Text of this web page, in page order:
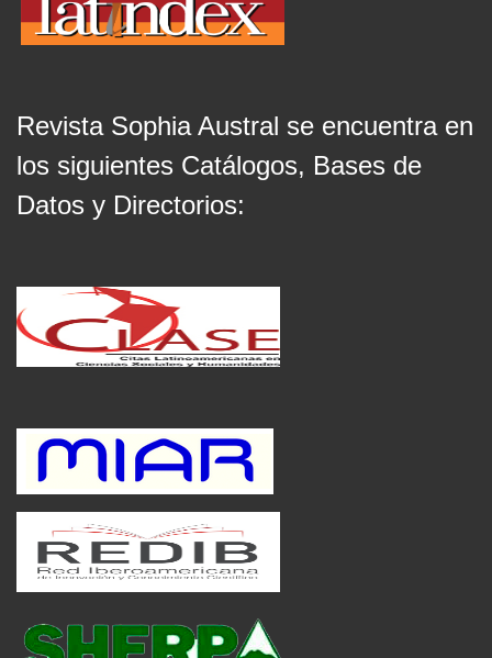
Revista Sophia Austral se encuentra en
los siguientes Catálogos, Bases de
Datos y Directorios: